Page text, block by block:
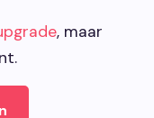
, maar